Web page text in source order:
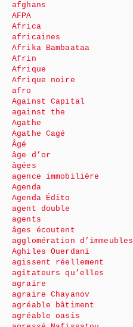
afghans
AFPA
Africa
africaines
Afrika Bambaataa
Afrin
Afrique
Afrique noire
afro
Against Capital
against the
Agathe
Agathe Cagé
Âgé
âge d’or
âgées
agence immobilière
Agenda
Agenda Édito
agent double
agents
âges écoutent
agglomération d’immeubles
Aghiles Ouerdani
agissent réellement
agitateurs qu’elles
agraire
agraire Chayanov
agréable bâtiment
agréable oasis